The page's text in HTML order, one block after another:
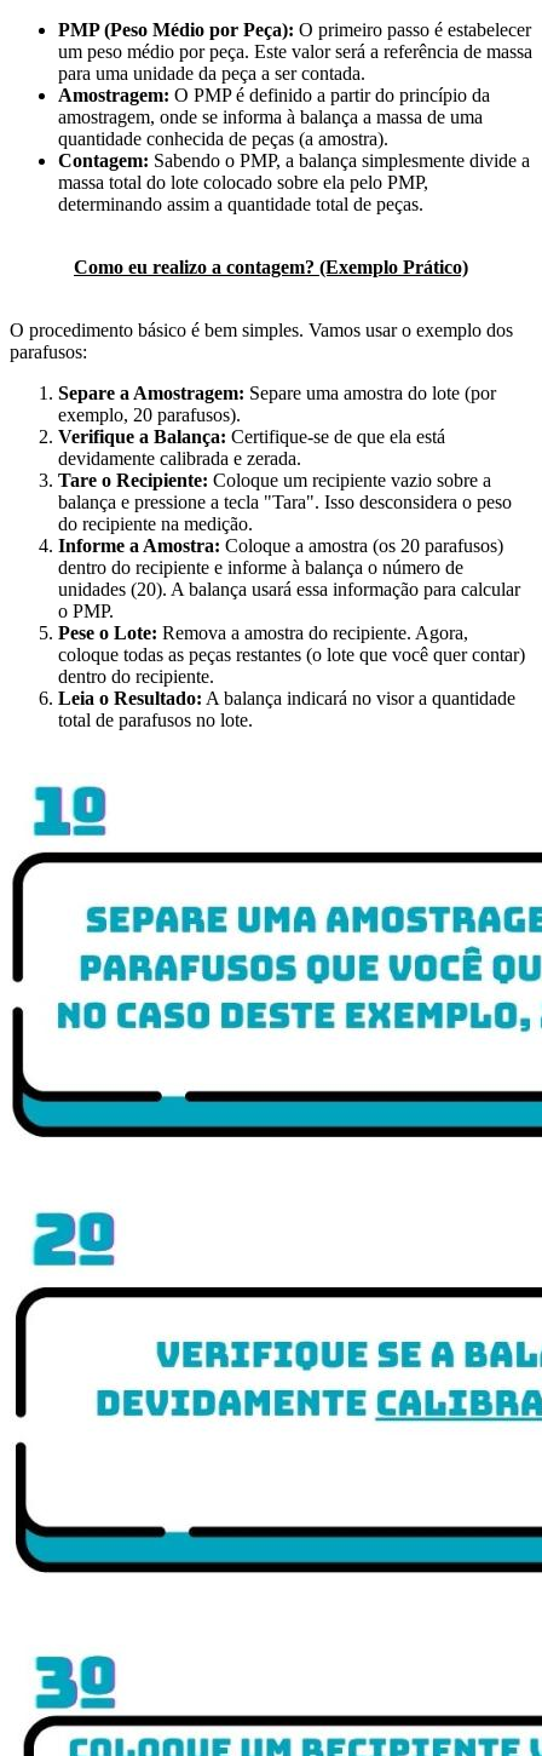
PMP (Peso Médio por Peça): O primeiro passo é estabelecer
um peso médio por peça. Este valor será a referência de massa
para uma unidade da peça a ser contada.
Amostragem: O PMP é definido a partir do princípio da
amostragem, onde se informa à balança a massa de uma
quantidade conhecida de peças (a amostra).
Contagem: Sabendo o PMP, a balança simplesmente divide a
massa total do lote colocado sobre ela pelo PMP,
determinando assim a quantidade total de peças.
Como eu realizo a contagem? (Exemplo Prático)
O procedimento básico é bem simples. Vamos usar o exemplo dos
parafusos:
Separe a Amostragem: Separe uma amostra do lote (por
exemplo, 20 parafusos).
Verifique a Balança: Certifique-se de que ela está
devidamente calibrada e zerada.
Tare o Recipiente: Coloque um recipiente vazio sobre a
balança e pressione a tecla "Tara". Isso desconsidera o peso
do recipiente na medição.
Informe a Amostra: Coloque a amostra (os 20 parafusos)
dentro do recipiente e informe à balança o número de
unidades (20). A balança usará essa informação para calcular
o PMP.
Pese o Lote: Remova a amostra do recipiente. Agora,
coloque todas as peças restantes (o lote que você quer contar)
dentro do recipiente.
Leia o Resultado: A balança indicará no visor a quantidade
total de parafusos no lote.